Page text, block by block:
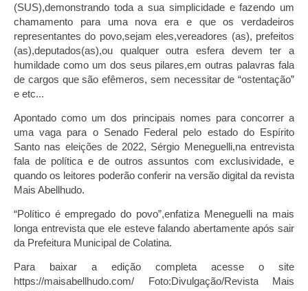
(SUS),demonstrando toda a sua simplicidade e fazendo um
chamamento para uma nova era e que os verdadeiros
representantes do povo,sejam eles,vereadores (as), prefeitos
(as),deputados(as),ou qualquer outra esfera devem ter a
humildade como um dos seus pilares,em outras palavras fala
de cargos que são efêmeros, sem necessitar de “ostentação”
e etc...
Apontado como um dos principais nomes para concorrer a
uma vaga para o Senado Federal pelo estado do Espírito
Santo nas eleições de 2022, Sérgio Meneguelli,na entrevista
fala de política e de outros assuntos com exclusividade, e
quando os leitores poderão conferir na versão digital da revista
Mais Abellhudo.
“Político é empregado do povo”,enfatiza Meneguelli na mais
longa entrevista que ele esteve falando abertamente após sair
da Prefeitura Municipal de Colatina.
Para baixar a edição completa acesse o site
https://maisabellhudo.com/ Foto:Divulgação/Revista Mais